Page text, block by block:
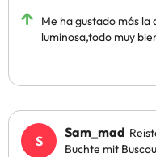
Me ha gustado más la
luminosa,todo muy
Sam_mad
Buchte mit